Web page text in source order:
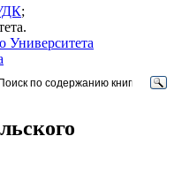
;
Университета